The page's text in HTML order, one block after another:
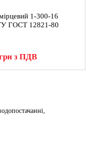
1-300-16
ГОСТ 12821-80
з ПДВ